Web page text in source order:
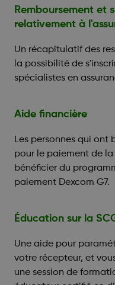
Remboursement et
relativement à
Un récapitulatif des
la possibilité de
spécialistes en
Aide financière
Les personnes qui ont
pour le paiement de
bénéficier du
paiement Dexcom G7.
Éducation sur la
Une aide pour
votre récepteur, et
une session de